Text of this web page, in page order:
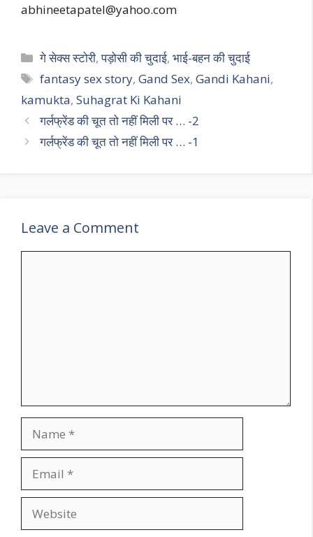
abhineetapatel@yahoo.com
Categories
गे सेक्स स्टोरी,पड़ोसी की चुदाई,भाई-बहन की चुदाई
Tags
fantasy sex story,Gand Sex,Gandi Kahani,
kamukta, Suhagrat Ki Kahani
गर्लफ्रेंड की चूत तो नहीं मिली पर … -2
गर्लफ्रेंड की चूत तो नहीं मिली पर … -1
Leave a Comment